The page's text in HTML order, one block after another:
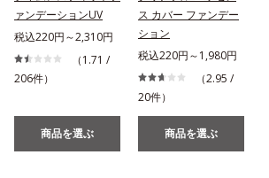
ァンデーションUV
税込220円～2,310円
（1.71 /
206件）
商品を選ぶ
ス カバー ファンデー
ション
税込220円～1,980円
（2.95 /
20件）
商品を選ぶ